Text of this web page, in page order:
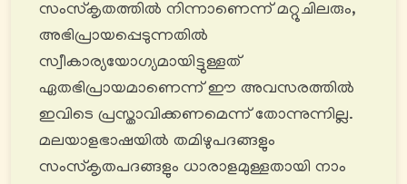
സംസ്കൃതത്തിൽ നിന്നാണെന്ന് മറ്റുചിലരും,
അഭിപ്രായപ്പെടുന്നതില്‍
സ്വീകാര്യയോഗ്യമായിട്ടുള്ളത്
ഏതഭിപ്രായമാണെന്ന് ഈ അവസരത്തിൽ
ഇവിടെ പ്രസ്താവിക്കണമെന്ന് തോന്നുന്നില്ല.
മലയാളഭാഷയിൽ തമിഴുപദങ്ങളും
സംസ്കൃതപദങ്ങളും ധാരാളമുള്ളതായി നാം